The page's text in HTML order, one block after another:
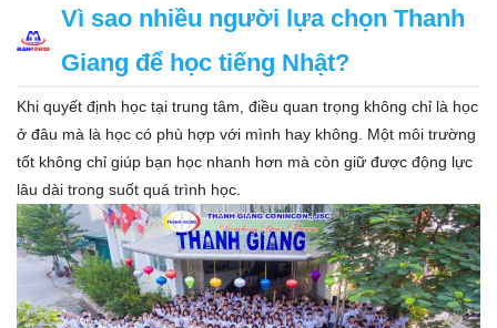
Vì sao nhiều người lựa chọn Thanh
Giang để học tiếng Nhật?
Khi quyết định học tại trung tâm, điều quan trọng không chỉ là học
ở đâu mà là học có phù hợp với mình hay không. Một môi trường
tốt không chỉ giúp bạn học nhanh hơn mà còn giữ được động lực
lâu dài trong suốt quá trình học.